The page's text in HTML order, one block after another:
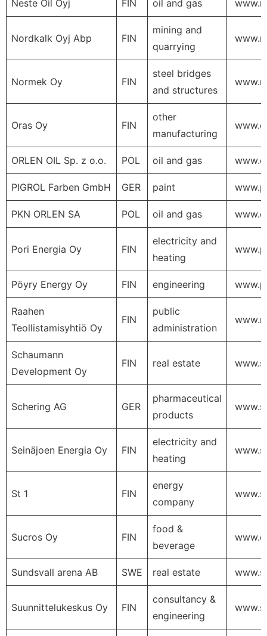
Neste Oil Oyj FIN oil and gas
Nordkalk Oyj Abp FIN
mining and
quarrying
Normek Oy FIN
steel bridges
and structures
Oras Oy FIN
other
manufacturing
ORLEN OIL Sp. z o.o. POL oil and gas
PIGROL Farben GmbH GER paint
PKN ORLEN SA POL oil and gas
Pori Energia Oy FIN
electricity and
heating
Pöyry Energy Oy FIN engineering
Raahen
Teollistamisyhtiö Oy
FIN
public
administration
Schaumann
Development Oy
FIN real estate
Schering AG GER
pharmaceutical
products
Seinäjoen Energia Oy FIN
electricity and
heating
St 1 FIN
energy
company
Sucros Oy FIN
food &
beverage
Sundsvall arena AB SWE real estate
Suunnittelukeskus Oy FIN
consultancy &
engineering